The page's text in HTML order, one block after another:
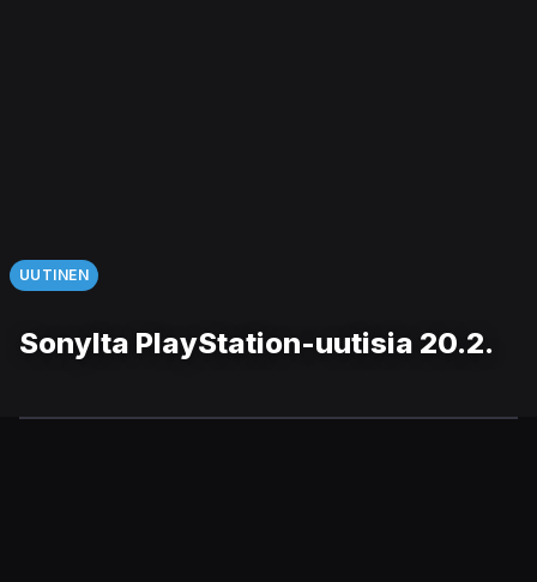
UUTINEN
Sonylta PlayStation-uutisia 20.2.